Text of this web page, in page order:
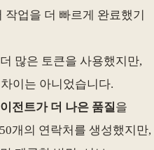
업을 더 빠르게 완료했기
많은 토큰을 사용했지만,
이는 아니었습니다.
전트가 더 나은 품질을
개의 연락처를 생성했지만,